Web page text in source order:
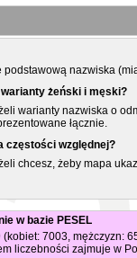
podstawową nazwiska
warianty żeński i męski?
warianty nazwiska o
łącznie.
częstości względnej?
chcesz, żeby mapa
w bazie PESEL
(kobiet: 7003, mężczyzn:
liczebności zajmuje w